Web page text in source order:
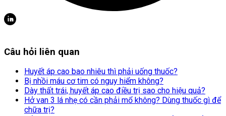
Câu hỏi liên quan
Huyết áp cao bao nhiêu thì phải uống thuốc?
Bị nhồi máu cơ tim có nguy hiểm không?
Dày thất trái, huyết áp cao điều trị sao cho hiệu quả?
Hở van 3 lá nhẹ có cần phải mổ không? Dùng thuốc gì để
chữa trị?